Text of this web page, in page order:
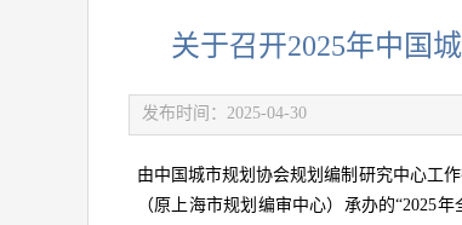
关于召开2025年中国
发布时间：2025-04-30
由中国城市规划协会规划编制研究中心工
（原上海市规划编审中心）承办的“2025